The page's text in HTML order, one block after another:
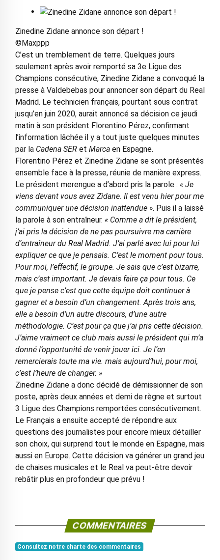
Zinedine Zidane annonce son départ !
©Maxppp
C’est un tremblement de terre. Quelques jours
seulement après avoir remporté sa 3e Ligue des
Champions consécutive, Zinedine Zidane a convoqué la
presse à Valdebebas pour annoncer son départ du Real
Madrid. Le technicien français, pourtant sous contrat
jusqu’en juin 2020, aurait annoncé sa décision ce jeudi
matin à son président Florentino Pérez, confirmant
l’information lâchée il y a tout juste quelques minutes
par la Cadena SERet Marca en Espagne.
Florentino Pérez et Zinedine Zidane se sont présentés
ensemble face à la presse, réunie de manière express.
Le président merengue a d’abord pris la parole : « Je
viens devant vous avez Zidane. Il est venu hier pour me
communiquer une décision inattendue ». Puis il a laissé
la parole à son entraîneur. « Comme a dit le président,
j’ai pris la décision de ne pas poursuivre ma carrière
d’entraîneur du Real Madrid. J’ai parlé avec lui pour lui
expliquer ce que je pensais. C’est le moment pour tous.
Pour moi, l’effectif, le groupe. Je sais que c’est bizarre,
mais c’est important. Je devais faire ça pour tous. Ce
que je pense c’est que cette équipe doit continuer à
gagner et a besoin d’un changement. Après trois ans,
elle a besoin d’un autre discours, d’une autre
méthodologie. C’est pour ça que j’ai pris cette décision.
J’aime vraiment ce club mais aussi le président qui m’a
donné l’opportunité de venir jouer ici. Je l’en
remercierais toute ma vie. mais aujourd’hui, pour moi,
c’est l’heure de changer. »
Zinedine Zidane a donc décidé de démissionner de son
poste, après deux années et demi de règne et surtout
3 Ligue des Champions remportées consécutivement.
Le Français a ensuite accepté de répondre aux
questions des journalistes pour encore mieux détailler
son choix, qui surprend tout le monde en Espagne, mais
aussi en Europe. Cette décision va générer un grand jeu
de chaises musicales et le Real va peut-être devoir
rebâtir plus en profondeur que prévu !
COMMENTAIRES
Consultez notre charte des commentaires